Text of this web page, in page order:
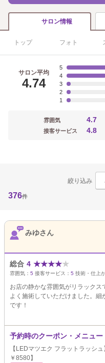
サロン情報
トップ フォト
サロン平均
4.74
5
4
3
2
1
雰囲気 4.7
接客サービス 4.8
絞り込み
376件
みゆさん
総合 4 ★★★★★
雰囲気： 5 接客サービス： 5 技術・仕上
お店の静かな雰囲気がリラック
よく施術していただけました。細
です！
予約時のクーポン・メニュー
【LEDマツエク フラットラッシ
￥8580】